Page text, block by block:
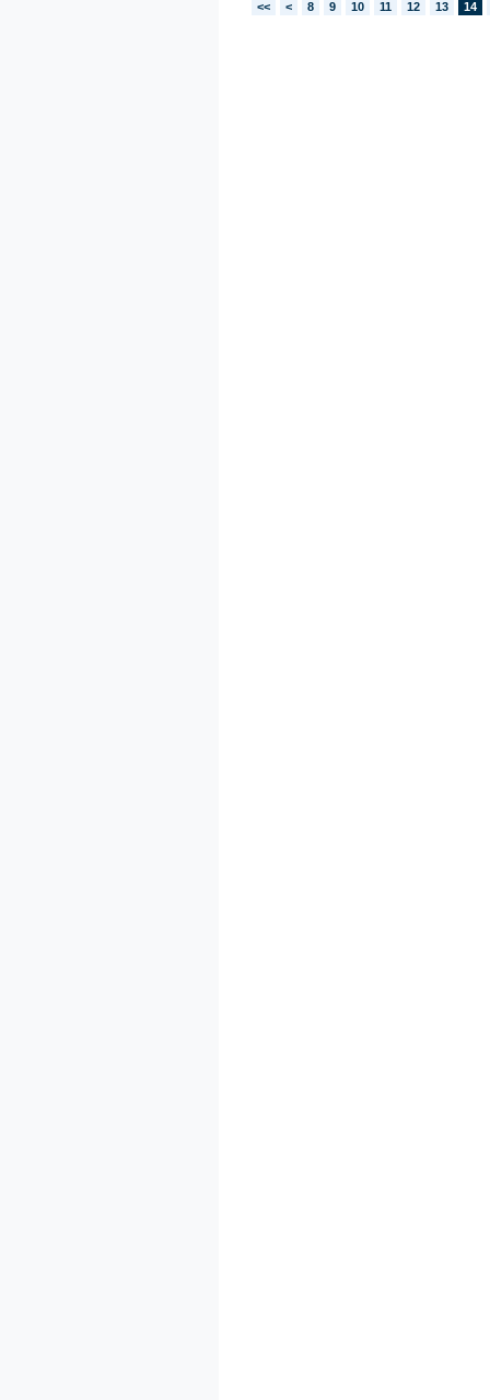
<< < 8 9 10 11 12 13 14